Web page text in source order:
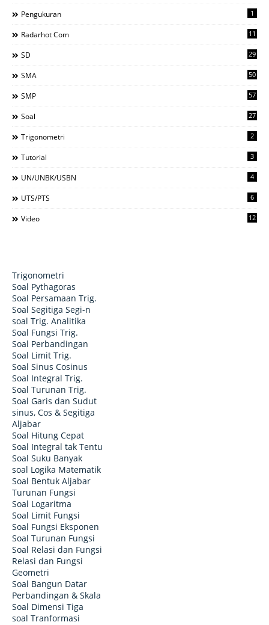
Pengukuran 1
Radarhot Com 11
SD 29
SMA 50
SMP 57
Soal 27
Trigonometri 2
Tutorial 3
UN/UNBK/USBN 4
UTS/PTS 6
Video 12
Trigonometri
Soal Pythagoras
Soal Persamaan Trig.
Soal Segitiga Segi-n
soal Trig. Analitika
Soal Fungsi Trig.
Soal Perbandingan
Soal Limit Trig.
Soal Sinus Cosinus
Soal Integral Trig.
Soal Turunan Trig.
Soal Garis dan Sudut
sinus, Cos & Segitiga
Aljabar
Soal Hitung Cepat
Soal Integral tak Tentu
Soal Suku Banyak
soal Logika Matematik
Soal Bentuk Aljabar
Turunan Fungsi
Soal Logaritma
Soal Limit Fungsi
Soal Fungsi Eksponen
Soal Turunan Fungsi
Soal Relasi dan Fungsi
Relasi dan Fungsi
Geometri
Soal Bangun Datar
Perbandingan & Skala
Soal Dimensi Tiga
soal Tranformasi